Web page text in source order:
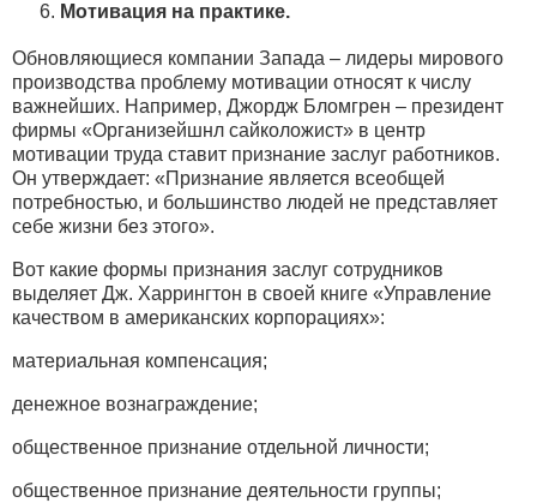
Мотивация на практике.
Обновляющиеся компании Запада – лидеры мирового
производства проблему мотивации относят к числу
важнейших. Например, Джордж Бломгрен – президент
фирмы «Организейшнл сайколожист» в центр
мотивации труда ставит признание заслуг работников.
Он утверждает: «Признание является всеобщей
потребностью, и большинство людей не представляет
себе жизни без этого».
Вот какие формы признания заслуг сотрудников
выделяет Дж. Харрингтон в своей книге «Управление
качеством в американских корпорациях»:
материальная компенсация;
денежное вознаграждение;
общественное признание отдельной личности;
общественное признание деятельности группы;